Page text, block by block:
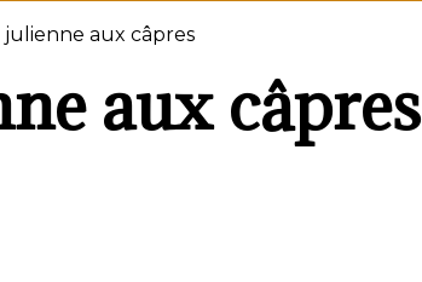
julienne aux câpres
aux câpres